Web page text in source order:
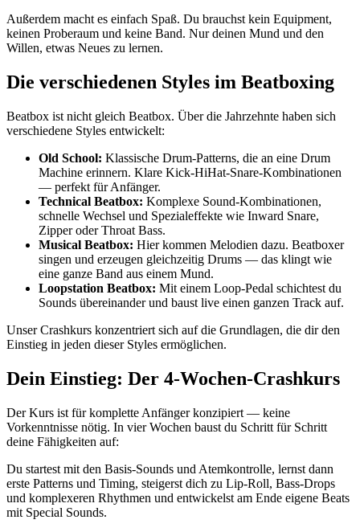
Außerdem macht es einfach Spaß. Du brauchst kein Equipment,
keinen Proberaum und keine Band. Nur deinen Mund und den
Willen, etwas Neues zu lernen.
Die verschiedenen Styles im Beatboxing
Beatbox ist nicht gleich Beatbox. Über die Jahrzehnte haben sich
verschiedene Styles entwickelt:
Old School: Klassische Drum-Patterns, die an eine Drum
Machine erinnern. Klare Kick-HiHat-Snare-Kombinationen
— perfekt für Anfänger.
Technical Beatbox: Komplexe Sound-Kombinationen,
schnelle Wechsel und Spezialeffekte wie Inward Snare,
Zipper oder Throat Bass.
Musical Beatbox: Hier kommen Melodien dazu. Beatboxer
singen und erzeugen gleichzeitig Drums — das klingt wie
eine ganze Band aus einem Mund.
Loopstation Beatbox: Mit einem Loop-Pedal schichtest du
Sounds übereinander und baust live einen ganzen Track auf.
Unser Crashkurs konzentriert sich auf die Grundlagen, die dir den
Einstieg in jeden dieser Styles ermöglichen.
Dein Einstieg: Der 4-Wochen-Crashkurs
Der Kurs ist für komplette Anfänger konzipiert — keine
Vorkenntnisse nötig. In vier Wochen baust du Schritt für Schritt
deine Fähigkeiten auf:
Du startest mit den Basis-Sounds und Atemkontrolle, lernst dann
erste Patterns und Timing, steigerst dich zu Lip-Roll, Bass-Drops
und komplexeren Rhythmen und entwickelst am Ende eigene Beats
mit Special Sounds.